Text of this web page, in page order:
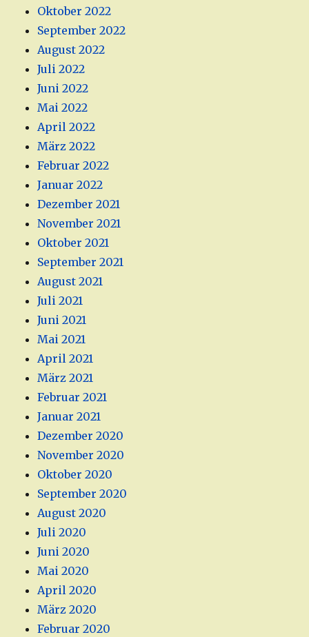
Oktober 2022
September 2022
August 2022
Juli 2022
Juni 2022
Mai 2022
April 2022
März 2022
Februar 2022
Januar 2022
Dezember 2021
November 2021
Oktober 2021
September 2021
August 2021
Juli 2021
Juni 2021
Mai 2021
April 2021
März 2021
Februar 2021
Januar 2021
Dezember 2020
November 2020
Oktober 2020
September 2020
August 2020
Juli 2020
Juni 2020
Mai 2020
April 2020
März 2020
Februar 2020